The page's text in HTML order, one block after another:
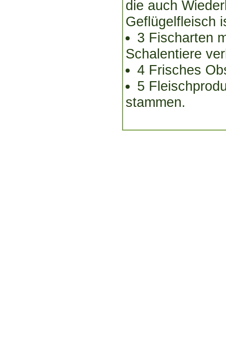
die auch
Geflügelfleisch
3 Fischarten
Schalentiere
4 Frisches
5
stammen.